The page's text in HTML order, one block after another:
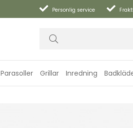
Personlig service
Parasoller Grillar Inredning